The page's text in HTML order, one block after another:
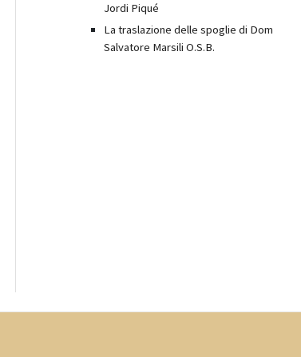
Jordi Piqué
La traslazione delle spoglie di Dom
Salvatore Marsili O.S.B.